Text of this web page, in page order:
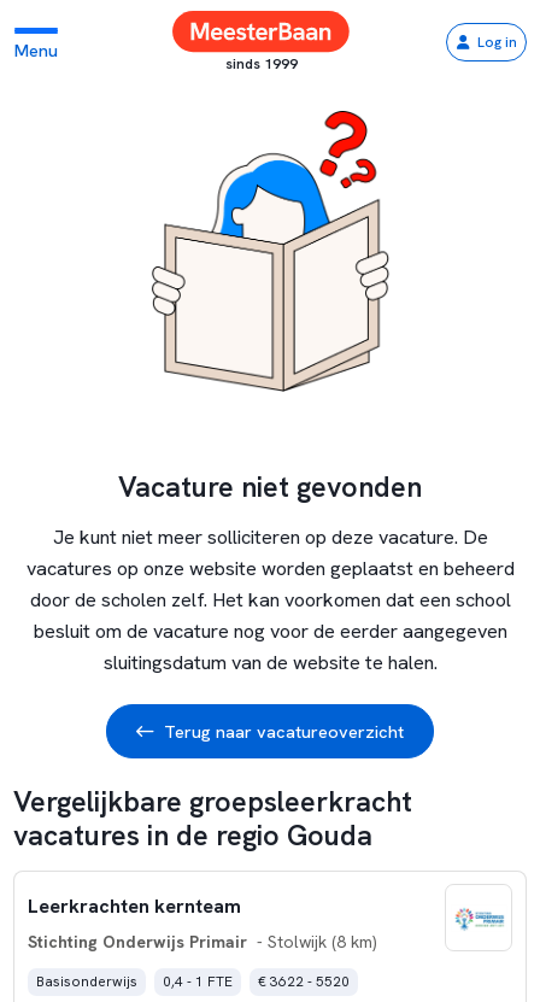
Menu
sinds 1999
Log in
Vacature niet gevonden
Je kunt niet meer solliciteren op deze vacature. De
vacatures op onze website worden geplaatst en beheerd
door de scholen zelf. Het kan voorkomen dat een school
besluit om de vacature nog voor de eerder aangegeven
sluitingsdatum van de website te halen.
Terug naar vacatureoverzicht
Vergelijkbare groepsleerkracht
vacatures in de regio Gouda
Leerkrachten kernteam
Stichting Onderwijs Primair - Stolwijk (8 km)
Basisonderwijs 0,4 - 1 FTE
€ 3622 - 5520